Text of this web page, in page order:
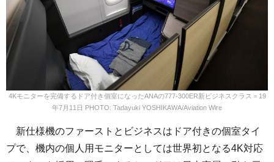
4Kモニターを完備するドア付き個室になったANAの777-300ER新ビジネスクラス＝19
年7月11日 PHOTO: Tadayuki YOSHIKAWA/Aviation Wire
新仕様機のファーストとビジネスはドア付きの個室タイ
プで、機内の個人用モニターとしては世界初となる4K対応